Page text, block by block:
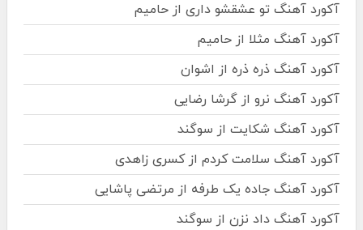
آکورد آهنگ تو عشقشو داری از حامیم
آکورد آهنگ مثلا از حامیم
آکورد آهنگ ذره ذره از اشوان
آکورد آهنگ نرو از گرشا رضایی
آکورد آهنگ شکایت از سوگند
آکورد آهنگ سلامت کردم از کسری زاهدی
آکورد آهنگ جاده یک طرفه از مرتضی پاشایی
آکورد آهنگ داد نزن از سوگند